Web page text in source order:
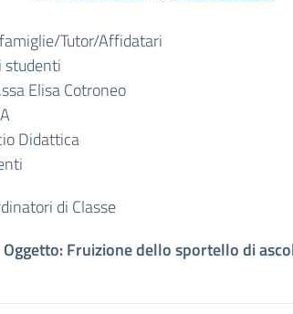
Tutor/Affidatari
studenti
Elisa Cotroneo
Didattica
di Classe
Oggetto: Fruizione dello sportello di